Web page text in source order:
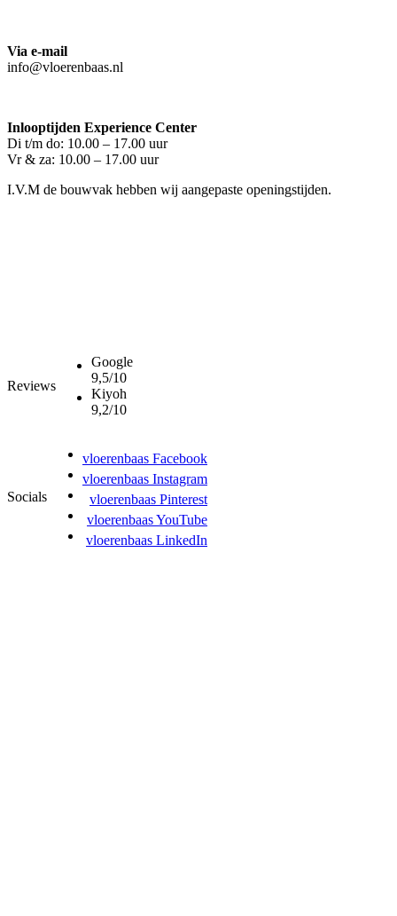
Via e-mail
info@vloerenbaas.nl
Inlooptijden Experience Center
Di t/m do: 10.00 – 17.00 uur
Vr & za: 10.00 – 17.00 uur
I.V.M de bouwvak hebben wij aangepaste openingstijden.
Reviews
Google
9,5/10
Kiyoh
9,2/10
Socials
vloerenbaas Facebook
vloerenbaas Instagram
vloerenbaas Pinterest
vloerenbaas YouTube
vloerenbaas LinkedIn